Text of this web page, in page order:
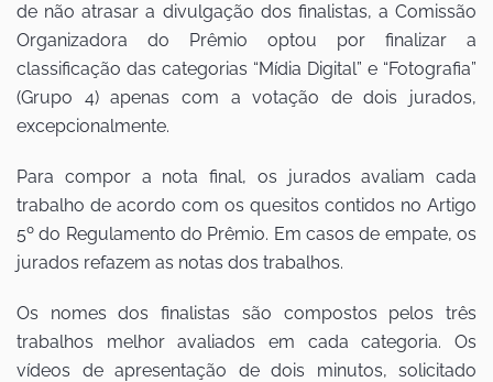
de não atrasar a divulgação dos finalistas, a Comissão
Organizadora do Prêmio optou por finalizar a
classificação das categorias “Mídia Digital” e “Fotografia”
(Grupo 4) apenas com a votação de dois jurados,
excepcionalmente.
Para compor a nota final, os jurados avaliam cada
trabalho de acordo com os quesitos contidos no Artigo
5º do Regulamento do Prêmio. Em casos de empate, os
jurados refazem as notas dos trabalhos.
Os nomes dos finalistas são compostos pelos três
trabalhos melhor avaliados em cada categoria. Os
vídeos de apresentação de dois minutos, solicitado